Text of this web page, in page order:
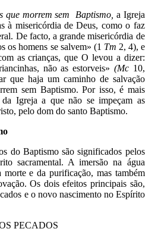
que morrem sem Baptismo, a Igreja
à misericórdia de Deus, como o faz
De facto, a grande misericórdia de
os homens se salvem» (1 Tm 2, 4), e
as crianças, que O levou a dizer:
não as estorveis» (Mc 10,
que haja um caminho de salvação
sem Baptismo. Por isso, é mais
Igreja a que não se impeçam as
pelo dom do santo Baptismo.
do Baptismo são significados pelos
sacramental. A imersão na água
morte e da purificação, mas também
Os dois efeitos principais são,
e o novo nascimento no Espírito
PECADOS